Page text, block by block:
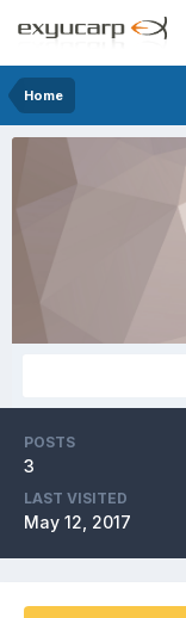
Home
POSTS
3
LAST VISITED
May 12, 2017